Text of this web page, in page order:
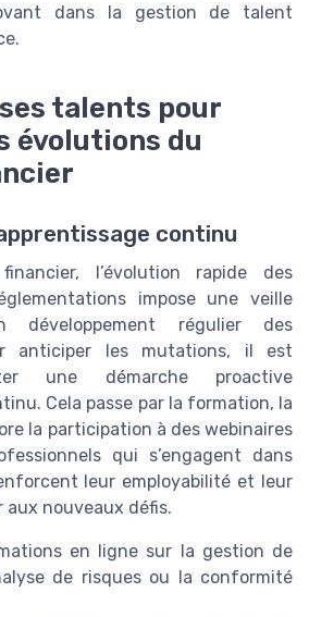
dans la gestion de talent
talents pour
évolutions du
continu
l’évolution rapide des
impose une veille
régulier des
anticiper les mutations, il est
une démarche proactive
Cela passe par la formation, la
la participation à des webinaires
qui s’engagent dans
leur employabilité et leur
aux nouveaux défis.
en ligne sur la gestion de
de risques ou la conformité